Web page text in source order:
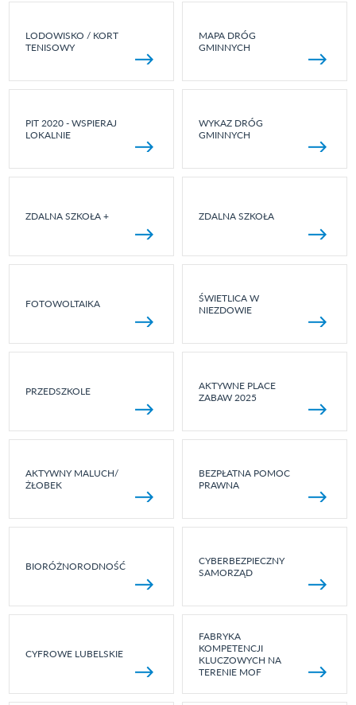
LODOWISKO / KORT
TENISOWY
MAPA DRÓG
GMINNYCH
PIT 2020 - WSPIERAJ
LOKALNIE
WYKAZ DRÓG
GMINNYCH
ZDALNA SZKOŁA + ZDALNA SZKOŁA
FOTOWOLTAIKA
ŚWIETLICA W
NIEZDOWIE
PRZEDSZKOLE
AKTYWNE PLACE
ZABAW 2025
AKTYWNY MALUCH/
ŻŁOBEK
BEZPŁATNA POMOC
PRAWNA
BIORÓŻNORODNOŚĆ
CYBERBEZPIECZNY
SAMORZĄD
CYFROWE LUBELSKIE
FABRYKA
KOMPETENCJI
KLUCZOWYCH NA
TERENIE MOF